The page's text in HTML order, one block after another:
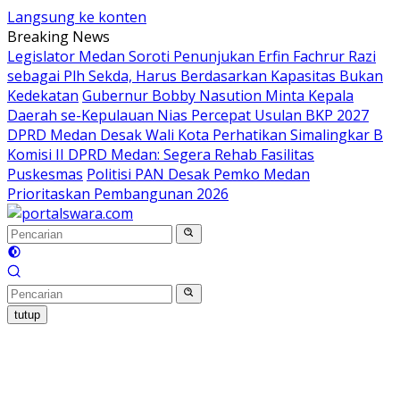
Langsung ke konten
Breaking News
Legislator Medan Soroti Penunjukan Erfin Fachrur Razi
sebagai Plh Sekda, Harus Berdasarkan Kapasitas Bukan
Kedekatan Gubernur Bobby Nasution Minta Kepala
Daerah se-Kepulauan Nias Percepat Usulan BKP 2027
DPRD Medan Desak Wali Kota Perhatikan Simalingkar B
Komisi II DPRD Medan: Segera Rehab Fasilitas
Puskesmas Politisi PAN Desak Pemko Medan
Prioritaskan Pembangunan 2026
tutup